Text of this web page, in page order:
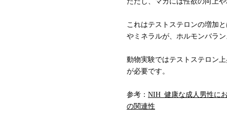
これはテストステロンの増加
やミネラルが、ホルモンバラ
動物実験ではテストステロン
が必要です。
参考： NIH_健康な成人男性に
の関連性